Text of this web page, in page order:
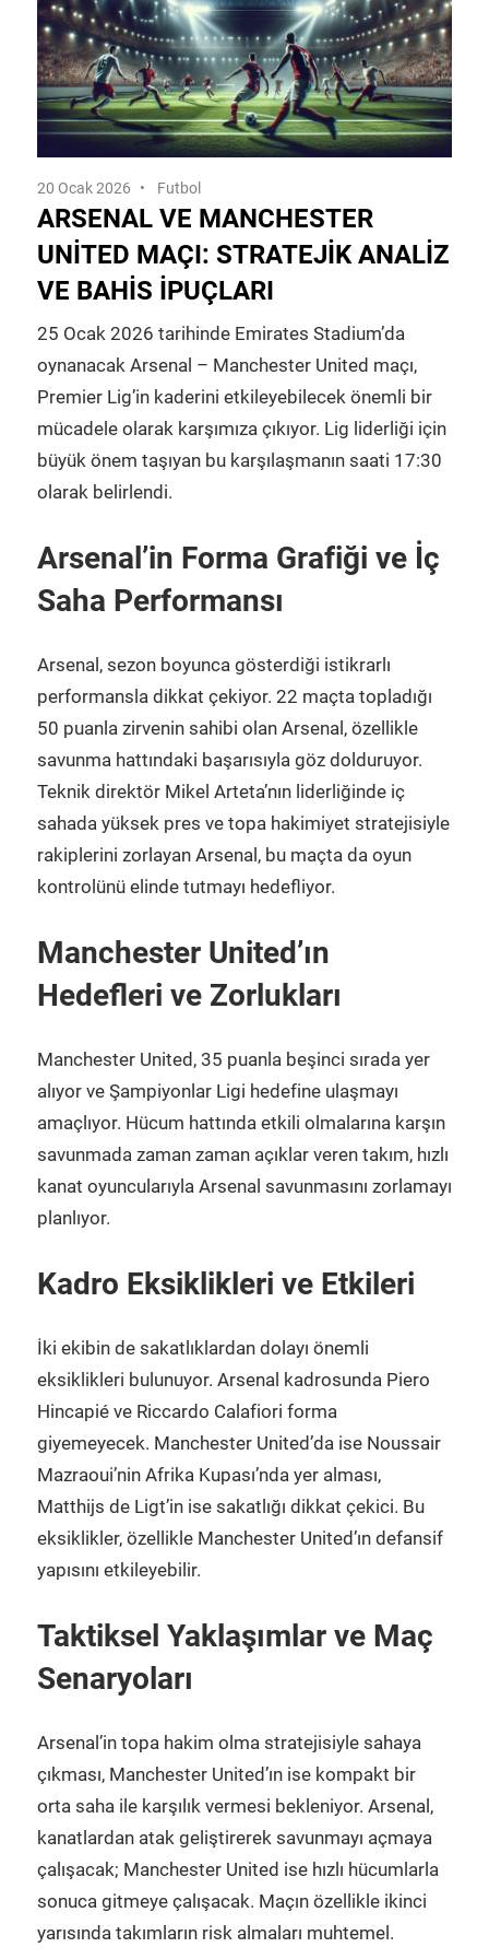
20 Ocak 2026 Futbol
ARSENAL VE MANCHESTER
UNITED MAÇI: STRATEJIK ANALIZ
VE BAHIS İPUÇLARI
25 Ocak 2026 tarihinde Emirates Stadium’da
oynanacak Arsenal – Manchester United maçı,
Premier Lig’in kaderini etkileyebilecek önemli bir
mücadele olarak karşımıza çıkıyor. Lig liderliği için
büyük önem taşıyan bu karşılaşmanın saati 17:30
olarak belirlendi.
Arsenal’in Forma Grafiği ve İç
Saha Performansı
Arsenal, sezon boyunca gösterdiği istikrarlı
performansla dikkat çekiyor. 22 maçta topladığı
50 puanla zirvenin sahibi olan Arsenal, özellikle
savunma hattındaki başarısıyla göz dolduruyor.
Teknik direktör Mikel Arteta’nın liderliğinde iç
sahada yüksek pres ve topa hakimiyet stratejisiyle
rakiplerini zorlayan Arsenal, bu maçta da oyun
kontrolünü elinde tutmayı hedefliyor.
Manchester United’ın
Hedefleri ve Zorlukları
Manchester United, 35 puanla beşinci sırada yer
alıyor ve Şampiyonlar Ligi hedefine ulaşmayı
amaçlıyor. Hücum hattında etkili olmalarına karşın
savunmada zaman zaman açıklar veren takım, hızlı
kanat oyuncularıyla Arsenal savunmasını zorlamayı
planlıyor.
Kadro Eksiklikleri ve Etkileri
İki ekibin de sakatlıklardan dolayı önemli
eksiklikleri bulunuyor. Arsenal kadrosunda Piero
Hincapié ve Riccardo Calafiori forma
giyemeyecek. Manchester United’da ise Noussair
Mazraoui’nin Afrika Kupası’nda yer alması,
Matthijs de Ligt’in ise sakatlığı dikkat çekici. Bu
eksiklikler, özellikle Manchester United’ın defansif
yapısını etkileyebilir.
Taktiksel Yaklaşımlar ve Maç
Senaryoları
Arsenal’in topa hakim olma stratejisiyle sahaya
çıkması, Manchester United’ın ise kompakt bir
orta saha ile karşılık vermesi bekleniyor. Arsenal,
kanatlardan atak geliştirerek savunmayı açmaya
çalışacak; Manchester United ise hızlı hücumlarla
sonuca gitmeye çalışacak. Maçın özellikle ikinci
yarısında takımların risk almaları muhtemel.